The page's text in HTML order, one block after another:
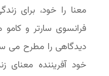
معنا را خود، برای
فرانسوی سارتر و
دیدگاهی را مطرح می
خود آفریننده